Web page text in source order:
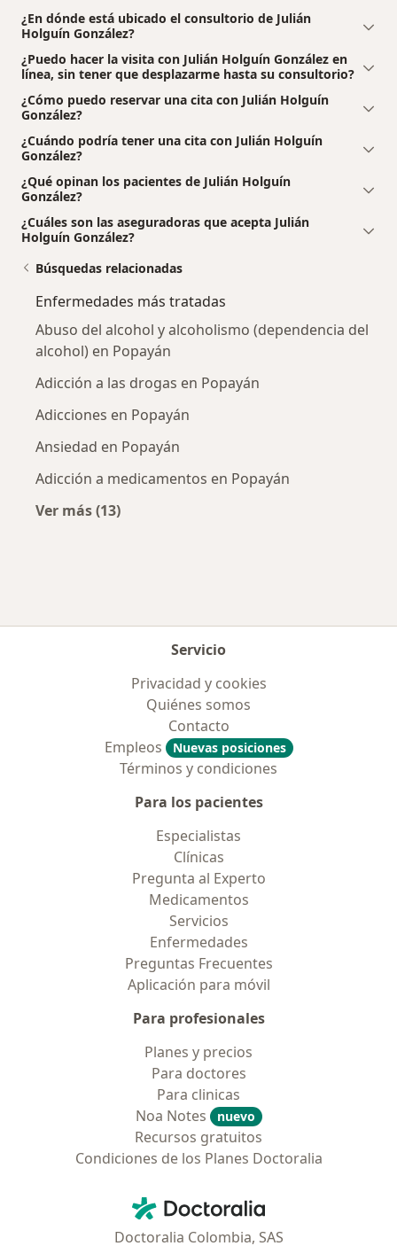
¿En dónde está ubicado el consultorio de Julián
Holguín González?
¿Puedo hacer la visita con Julián Holguín González en
línea, sin tener que desplazarme hasta su consultorio?
¿Cómo puedo reservar una cita con Julián Holguín
González?
¿Cuándo podría tener una cita con Julián Holguín
González?
¿Qué opinan los pacientes de Julián Holguín
González?
¿Cuáles son las aseguradoras que acepta Julián
Holguín González?
Búsquedas relacionadas
Enfermedades más tratadas
Abuso del alcohol y alcoholismo (dependencia del
alcohol) en Popayán
Adicción a las drogas en Popayán
Adicciones en Popayán
Ansiedad en Popayán
Adicción a medicamentos en Popayán
Ver más (13)
Servicio
Privacidad y cookies
Quiénes somos
Contacto
Empleos
Nuevas posiciones
Términos y condiciones
Para los pacientes
Especialistas
Clínicas
Pregunta al Experto
Medicamentos
Servicios
Enfermedades
Preguntas Frecuentes
Aplicación para móvil
Para profesionales
Planes y precios
Para doctores
Para clinicas
Noa Notes
nuevo
Recursos gratuitos
Condiciones de los Planes Doctoralia
Doctoralia - Página de inicio
Doctoralia Colombia, SAS